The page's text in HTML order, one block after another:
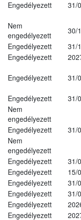
Engedélyezett 31/
Nem
engedélyezett
30/
Engedélyezett
31/
Engedélyezett
Engedélyezett 31/
Engedélyezett
31/
Nem
engedélyezett
Engedélyezett
31/
Nem
engedélyezett
Engedélyezett
31/
Engedélyezett
15/
Engedélyezett
31/
Engedélyezett
31/
Engedélyezett
Engedélyezett